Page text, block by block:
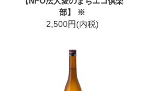
部】 ※
2,500円(内税)